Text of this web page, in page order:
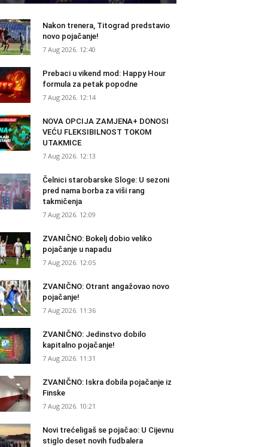
Nakon trenera, Titograd predstavio
novo pojačanje!
7 Aug 2026. 12:40
Prebaci u vikend mod: Happy Hour
formula za petak popodne
7 Aug 2026. 12:14
NOVA OPCIJA ZAMJENA+ DONOSI
VEĆU FLEKSIBILNOST TOKOM
UTAKMICE
7 Aug 2026. 12:13
Čelnici starobarske Sloge: U sezoni
pred nama borba za viši rang
takmičenja
7 Aug 2026. 12:09
ZVANIČNO: Bokelj dobio veliko
pojačanje u napadu
7 Aug 2026. 12:05
ZVANIČNO: Otrant angažovao novo
pojačanje!
7 Aug 2026. 11:36
ZVANIČNO: Jedinstvo dobilo
kapitalno pojačanje!
7 Aug 2026. 11:31
ZVANIČNO: Iskra dobila pojačanje iz
Finske
7 Aug 2026. 10:21
Novi trećeligaš se pojačao: U Cijevnu
stiglo deset novih fudbalera